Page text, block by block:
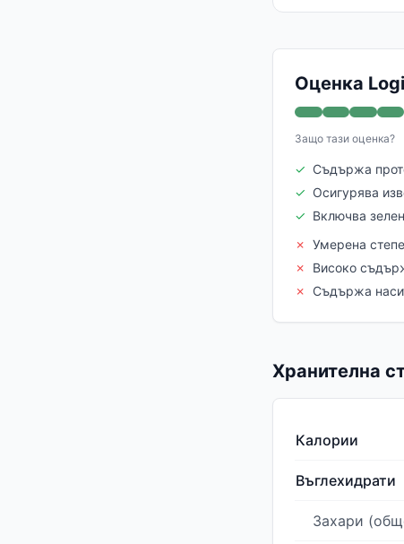
Оценка
Защо тази оценка?
✓ Съдържа
✓ Осигурява
✓ Включва
✗ Умерена
✗
Високо
✗
Съдържа
Хранителна
Калории
Въглехидрати
Захари